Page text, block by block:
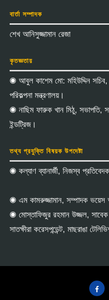
বার্তা সম্পাদক
শেখ আনিসুজ্জামান রেজা
কৃতজ্ঞতায়
◉ আবুল কাশেম মো: মহিউদ্দিন সচিব,
পরিকল্পনা মন্ত্রণালয়।
◉ নাছিম ফারুক খান মিঠু, সভাপতি,
ইন্ডট্রিজ।
তথ্য প্রযুক্তি বিষয়ক উপদেষ্টা
◉ কল্যাণ ব্যানার্জী, নিজস্ব
◉ এম কামরুজ্জামান, সম্পাদক ভয়েস
◉ মোস্তাফিজুর রহমান উজ্জল, সাবেক
সাতক্ষীরা করেসপন্ডেন্ট, মাছরাঙা